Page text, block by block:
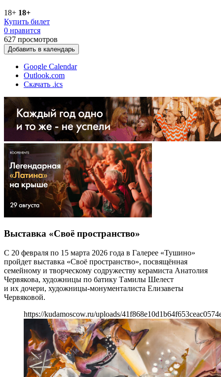
18+ 18+
Купить билет
0 нравится
627 просмотров
Добавить в календарь
Google Calendar
Outlook.com
Скачать .ics
Выставка «Своё пространство»
С 20 февраля по 15 марта 2026 года в Галерее «Тушино»
пройдет выставка «Своё пространство», посвящённая
семейному и творческому содружеству керамиста Анатолия
Червякова, художницы по батику Тамилы Шелест
и их дочери, художницы-монументалиста Елизаветы
Червяковой.
https://kudamoscow.ru/uploads/